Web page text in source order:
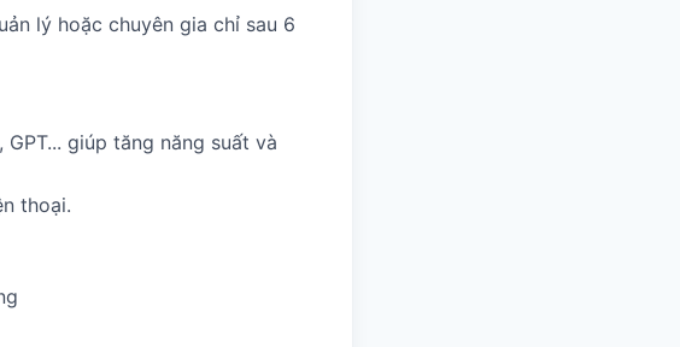
lý hoặc chuyên gia chỉ sau 6
giúp tăng năng suất và
thoại.